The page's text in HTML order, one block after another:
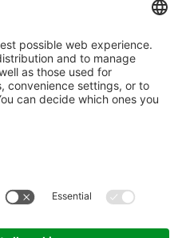
Südtirol